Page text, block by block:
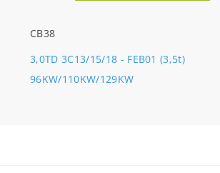
CB38
3,0TD 3C13/15/18 - FEB01 (3,5t)
96KW/110KW/129KW